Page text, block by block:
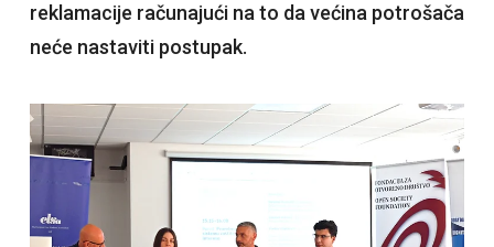
reklamacije računajući na to da većina potrošača
neće nastaviti postupak.